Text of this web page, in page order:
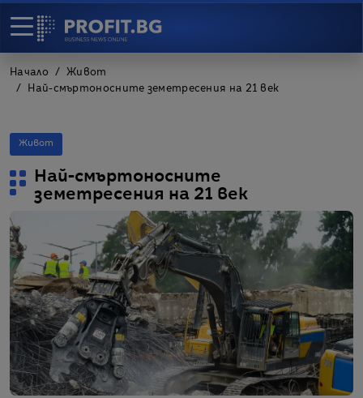
Начало
Живот
Най-смъртоносните земетресения на 21 век
Живот
Най-смъртоносните
земетресения на 21 век